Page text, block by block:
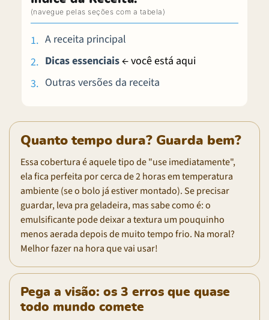
A receita principal
Dicas essenciais← você está aqui
Outras versões da receita
Quanto tempo dura? Guarda bem?
Essa cobertura é aquele tipo de "use imediatamente",
ela fica perfeita por cerca de 2 horas em temperatura
ambiente (se o bolo já estiver montado). Se precisar
guardar, leva pra geladeira, mas sabe como é: o
emulsificante pode deixar a textura um pouquinho
menos aerada depois de muito tempo frio. Na moral?
Melhor fazer na hora que vai usar!
Pega a visão: os 3 erros que quase
todo mundo comete